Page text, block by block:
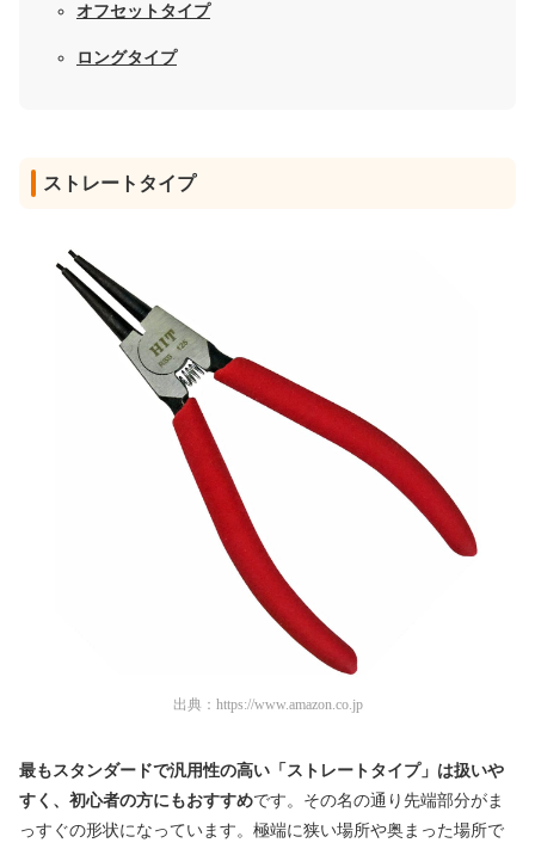
オフセットタイプ
ロングタイプ
ストレートタイプ
出典： https://www.amazon.co.jp
最もスタンダードで汎用性の高い「ストレートタイプ」は扱いや
すく、初心者の方にもおすすめです。その名の通り先端部分がま
っすぐの形状になっています。極端に狭い場所や奥まった場所で